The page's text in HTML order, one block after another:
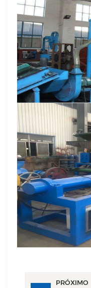
PRÓXIMO